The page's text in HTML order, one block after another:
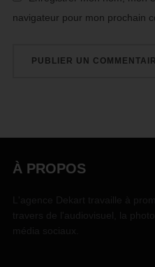
navigateur pour mon prochain
À PROPOS